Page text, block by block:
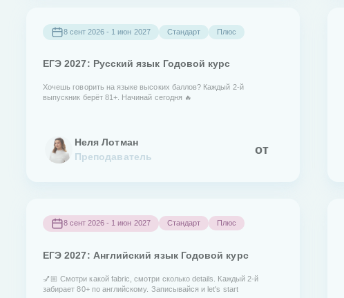
8 сент 2026 - 1 июн 2027 Стандарт Плюс
ЕГЭ 2027: Русский язык Годовой курс
Хочешь говорить на языке высоких баллов? Каждый 2-й
выпускник берёт 81+. Начинай сегодня 🔥
Неля Лотман
Преподаватель
от
8 сент 2026 - 1 июн 2027 Стандарт Плюс
ЕГЭ 2027: Английский язык Годовой курс
💅🏼 Смотри какой fabric, смотри сколько details. Каждый 2-й
забирает 80+ по английскому. Записывайся и let's start